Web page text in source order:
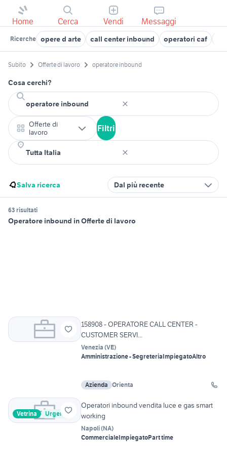
Home Cerca Vendi Messaggi
Ricerche opere d arte call center inbound operatori caf
Subito Offerte di lavoro operatore inbound
Cosa cerchi?
Offerte di
lavoro
Filtri
Salva ricerca Dal più recente
63 risultati
Operatore inbound in Offerte di lavoro
158908 - OPERATORE CALL CENTER -
CUSTOMER SERVI...
Venezia (VE)
Amministrazione - SegreteriaImpiegatoAltro
Azienda Orienta
Vetrina Urgente
Operatori inbound vendita luce e gas smart
working
Napoli(NA)
CommercialeImpiegatoPart time